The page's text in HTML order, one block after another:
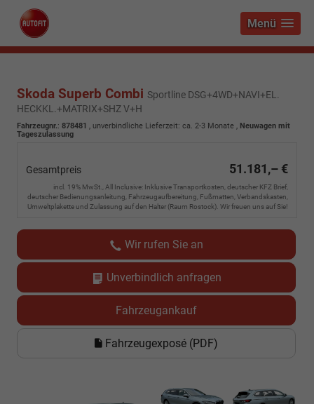
Menü
Skoda Superb Combi Sportline DSG+4WD+NAVI+EL.
HECKKL.+MATRIX+SHZ V+H
Fahrzeugnr.: 878481 , unverbindliche Lieferzeit: ca. 2-3 Monate , Neuwagen mit
Tageszulassung
Gesamtpreis 51.181,– €
incl. 19% MwSt., All Inclusive: Inklusive Transportkosten, deutscher KFZ Brief,
deutscher Bedienungsanleitung, Fahrzeugaufbereitung, Fußmatten, Verbandskasten,
Umweltplakette und Zulassung auf den Halter (Raum Rostock). Wir freuen uns auf Sie!
Wir rufen Sie an
Unverbindlich anfragen
Fahrzeugankauf
Fahrzeugexposé (PDF)